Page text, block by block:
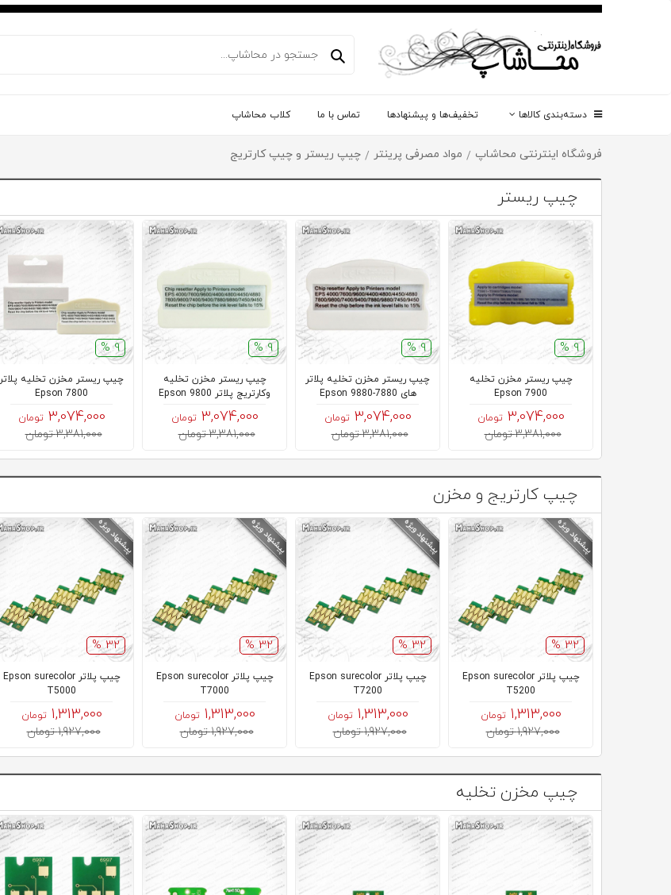
دسته‌بندی کالاها تخفیف‌ها و پیشنهادها تماس با ما کلاب محاشاپ
فروشگاه اینترنتی محاشاپ / مواد مصرفی پرینتر / چیپ ریستر و چیپ کارتریج
چیپ ریستر
9 %
چیپ ریستر مخزن تخلیه
Epson 7900
3,074,000 تومان
3,381,000 تومان
9 %
چیپ ریستر مخزن تخلیه پلاتر
های Epson 9880-7880
3,074,000 تومان
3,381,000 تومان
9 %
چیپ ریستر مخزن تخلیه
وکارتریج پلاتر Epson 9800
3,074,000 تومان
3,381,000 تومان
9 %
چیپ ریستر مخزن تخلیه پلاتر
Epson 7800
3,074,000 تومان
3,381,000 تومان
چیپ کارتریج و مخزن
32 %
چیپ پلاتر Epson surecolor
T5200
1,313,000 تومان
1,927,000 تومان
32 %
چیپ پلاتر Epson surecolor
T7200
1,313,000 تومان
1,927,000 تومان
32 %
چیپ پلاتر Epson surecolor
T7000
1,313,000 تومان
1,927,000 تومان
32 %
چیپ پلاتر Epson surecolor
T5000
1,313,000 تومان
1,927,000 تومان
چیپ مخزن تخلیه